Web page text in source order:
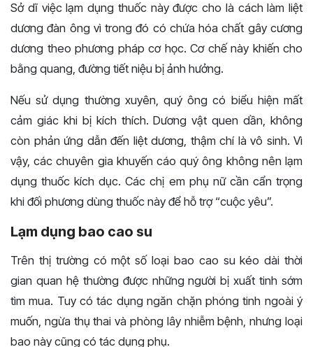
Sở dĩ việc lạm dụng thuốc này được cho là cách làm liệt
dương đàn ông vì trong đó có chứa hóa chất gây cương
dương theo phương pháp cơ học. Cơ chế này khiến cho
bằng quang, đường tiết niệu bị ảnh hưởng.
Nếu sử dụng thường xuyên, quý ông có biểu hiện mất
cảm giác khi bị kích thích. Dương vật quen dần, không
còn phản ứng dẫn đến liệt dương, thậm chí là vô sinh. Vì
vậy, các chuyên gia khuyến cáo quý ông không nên lạm
dụng thuốc kích dục. Các chị em phụ nữ cần cẩn trọng
khi đối phương dùng thuốc này để hỗ trợ “cuộc yêu”.
Lạm dụng bao cao su
Trên thị trường có một số loại bao cao su kéo dài thời
gian quan hệ thường được những người bị xuất tinh sớm
tìm mua. Tuy có tác dụng ngăn chặn phóng tinh ngoài ý
muốn, ngừa thụ thai và phòng lây nhiễm bệnh, nhưng loại
bao này cũng có tác dụng phụ.